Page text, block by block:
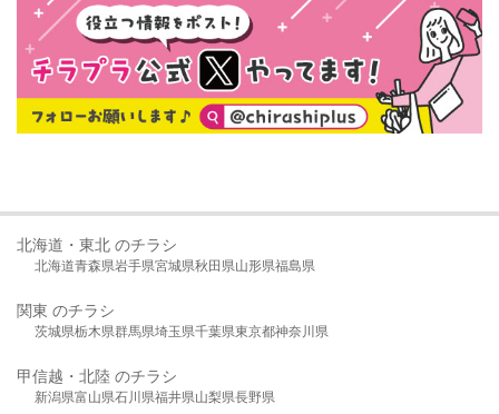
北海道・東北 のチラシ
北海道青森県岩手県宮城県秋田県山形県福島県
関東 のチラシ
茨城県栃木県群馬県埼玉県千葉県東京都神奈川県
甲信越・北陸 のチラシ
新潟県富山県石川県福井県山梨県長野県